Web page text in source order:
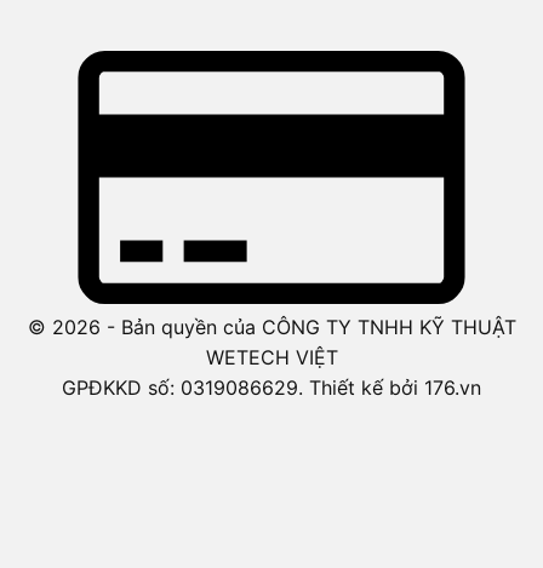
© 2026 - Bản quyền của CÔNG TY TNHH KỸ THUẬT
WETECH VIỆT
GPĐKKD số: 0319086629. Thiết kế bởi 176.vn